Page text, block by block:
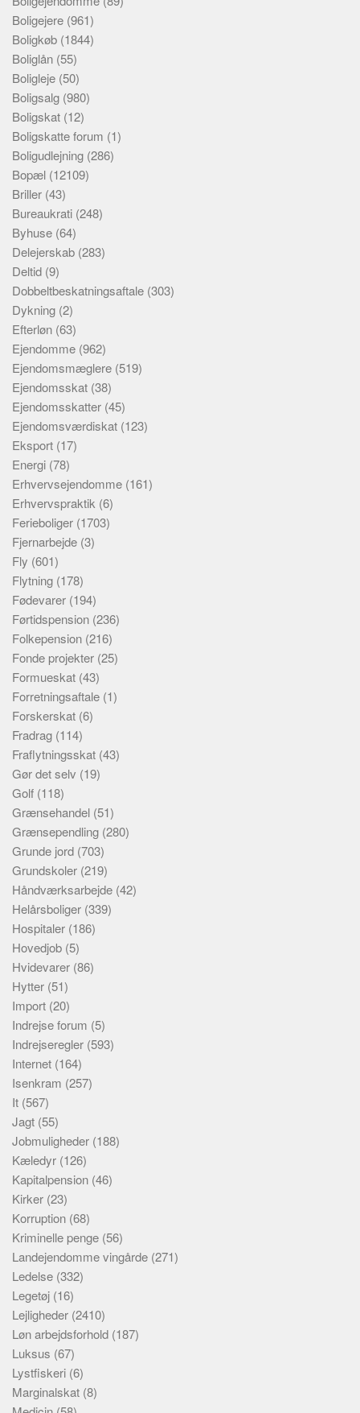
Boligejere (961)
Boligkøb (1844)
Boliglån (55)
Boligleje (50)
Boligsalg (980)
Boligskat (12)
Boligskatte forum (1)
Boligudlejning (286)
Bopæl (12109)
Briller (43)
Bureaukrati (248)
Byhuse (64)
Delejerskab (283)
Deltid (9)
Dobbeltbeskatningsaftale (303)
Dykning (2)
Efterløn (63)
Ejendomme (962)
Ejendomsmæglere (519)
Ejendomsskat (38)
Ejendomsskatter (45)
Ejendomsværdiskat (123)
Eksport (17)
Energi (78)
Erhvervsejendomme (161)
Erhvervspraktik (6)
Ferieboliger (1703)
Fjernarbejde (3)
Fly (601)
Flytning (178)
Fødevarer (194)
Førtidspension (236)
Folkepension (216)
Fonde projekter (25)
Formueskat (43)
Forretningsaftale (1)
Forskerskat (6)
Fradrag (114)
Fraflytningsskat (43)
Gør det selv (19)
Golf (118)
Grænsehandel (51)
Grænsependling (280)
Grunde jord (703)
Grundskoler (219)
Håndværksarbejde (42)
Helårsboliger (339)
Hospitaler (186)
Hovedjob (5)
Hvidevarer (86)
Hytter (51)
Import (20)
Indrejse forum (5)
Indrejseregler (593)
Internet (164)
Isenkram (257)
It (567)
Jagt (55)
Jobmuligheder (188)
Kæledyr (126)
Kapitalpension (46)
Kirker (23)
Korruption (68)
Kriminelle penge (56)
Landejendomme vingårde (271)
Ledelse (332)
Legetøj (16)
Lejligheder (2410)
Løn arbejdsforhold (187)
Luksus (67)
Lystfiskeri (6)
Marginalskat (8)